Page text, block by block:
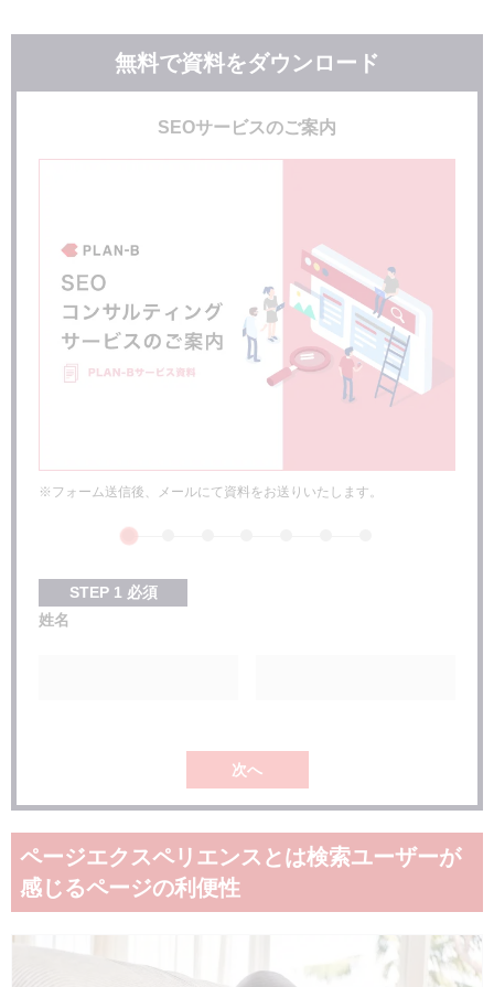
ページエクスペリエンスは2021年6月から段階的にラン
キング要因に導入された
ページエクスペリエンスの測定方法
ページエクスペリエンスは現時点ではモバイルブラウザのみ
無料で資料をダウンロード
※フォーム送信後、メールにて資料をお送りいたします。
SEOサービスのご案内
STEP 1 必須
姓名
次へ
ページエクスペリエンスとは検索ユーザーが
感じるページの利便性